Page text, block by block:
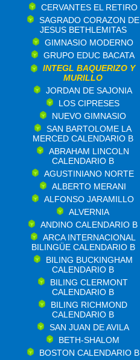
CERVANTES EL RETIRO
SAGRADO CORAZON DE
JESUS BETHLEMITAS
GIMNASIO MODERNO
GRUPO EDUC BACATA
INTEGL BAQUERIZO Y
MURILLO
JORDAN DE SAJONIA
LOS CIPRESES
NUEVO GIMNASIO
SAN BARTOLOME LA
MERCED CALENDARIO B
ABRAHAM LINCOLN
CALENDARIO B
AGUSTINIANO NORTE
ALBERTO MERANI
ALFONSO JARAMILLO
ALVERNIA
ANDINO CALENDARIO B
ARCA INTERNACIONAL
BILINGÜE CALENDARIO B
BILING BUCKINGHAM
CALENDARIO B
BILING CLERMONT
CALENDARIO B
BILING RICHMOND
CALENDARIO B
SAN JUAN DE AVILA
BETH-SHALOM
BOSTON CALENDARIO B